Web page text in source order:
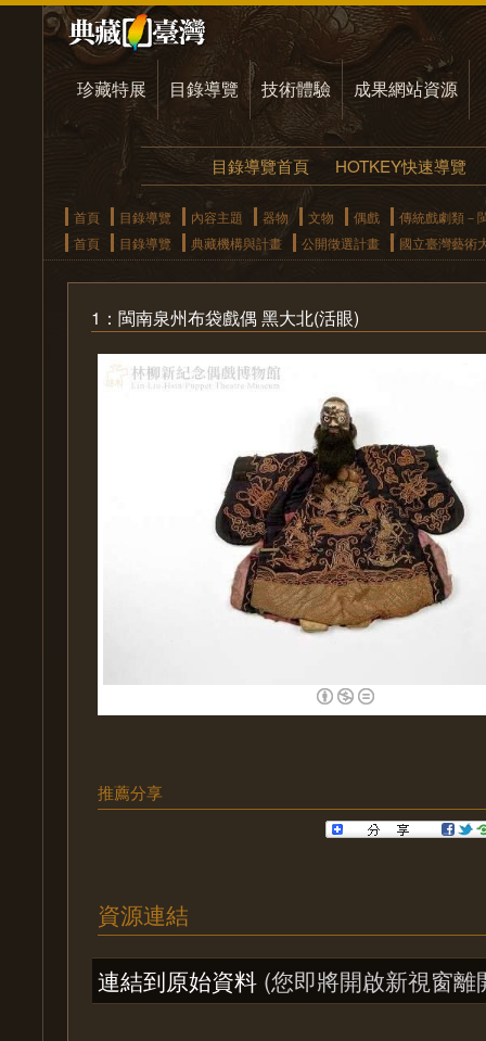
珍藏特展 目錄導覽 技術體驗 成果網站資源
目錄導覽首頁 HOTKEY快速導覽
首頁 目錄導覽 內容主題 器物 文物 偶戲
傳統戲劇類－
首頁
目錄導覽 典藏機構與計畫 公開徵選計畫 國立臺灣藝術
1：閩南泉州布袋戲偶 黑大北(活眼)
推薦分享
資源連結
連結到原始資料 (您即將開啟新視窗離